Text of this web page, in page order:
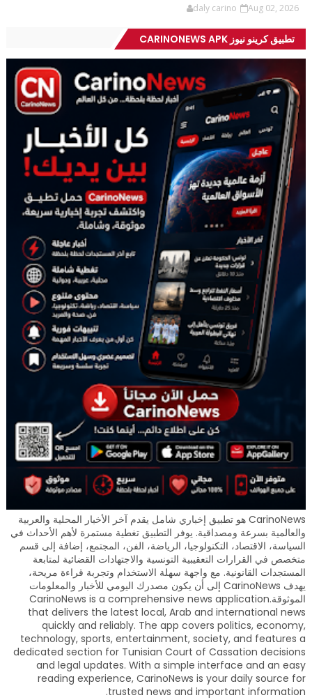
daly carino Aug 02, 2026
تطبيق كرينو نيوز CARINONEWS APK
CarinoNews هو تطبيق إخباري شامل يقدم آخر الأخبار المحلية والعربية
والعالمية بسرعة ومصداقية. يوفر التطبيق تغطية مستمرة لأهم الأحداث في
السياسة، الاقتصاد، التكنولوجيا، الرياضة، الفن، المجتمع، إضافة إلى قسم
متخصص في القرارات التعقيبية التونسية والاجتهادات القضائية لمتابعة
المستجدات القانونية. مع واجهة سهلة الاستخدام وتجربة قراءة مريحة،
يهدف CarinoNews إلى أن يكون مصدرك اليومي للأخبار والمعلومات
الموثوقة.CarinoNews is a comprehensive news application
that delivers the latest local, Arab and international news
quickly and reliably. The app covers politics, economy,
technology, sports, entertainment, society, and features a
dedicated section for Tunisian Court of Cassation decisions
and legal updates. With a simple interface and an easy
reading experience, CarinoNews is your daily source for
trusted news and important information.